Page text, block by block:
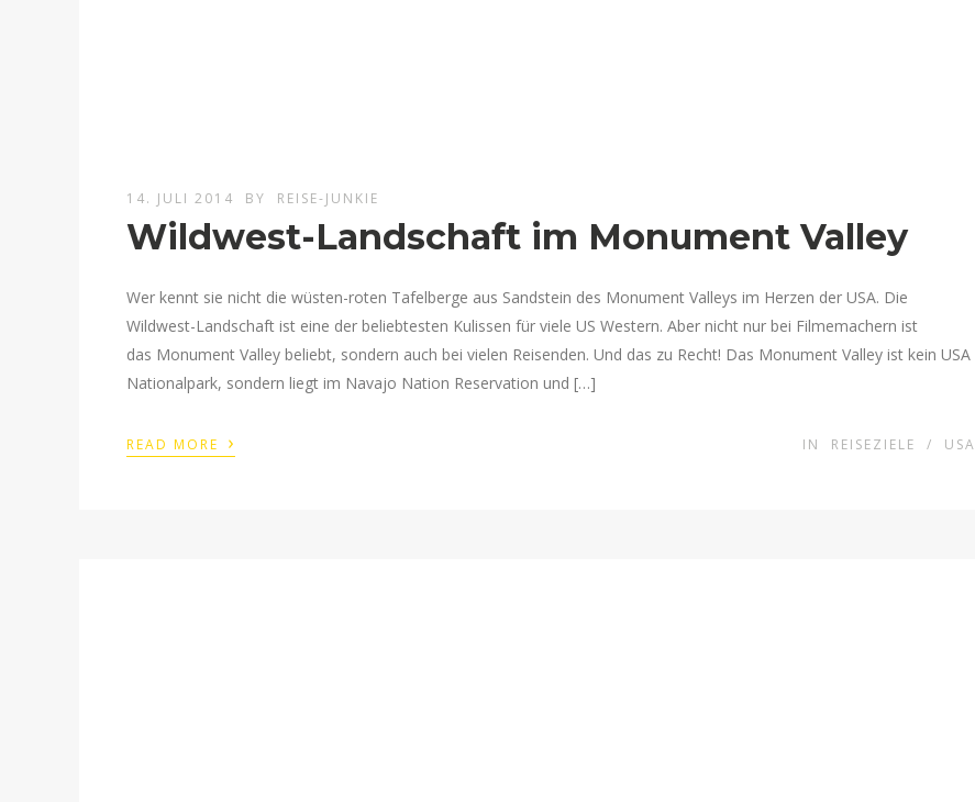
14. JULI 2014 BY REISE-JUNKIE
Wildwest-Landschaft im Monument Valley
Wer kennt sie nicht die wüsten-roten Tafelberge aus Sandstein des Monument Valleys im Herzen der USA. Die
Wildwest-Landschaft ist eine der beliebtesten Kulissen für viele US Western. Aber nicht nur bei Filmemachern ist
das Monument Valley beliebt, sondern auch bei vielen Reisenden. Und das zu Recht! Das Monument Valley ist kein USA
Nationalpark, sondern liegt im Navajo Nation Reservation und […]
READ MORE › IN REISEZIELE / USA